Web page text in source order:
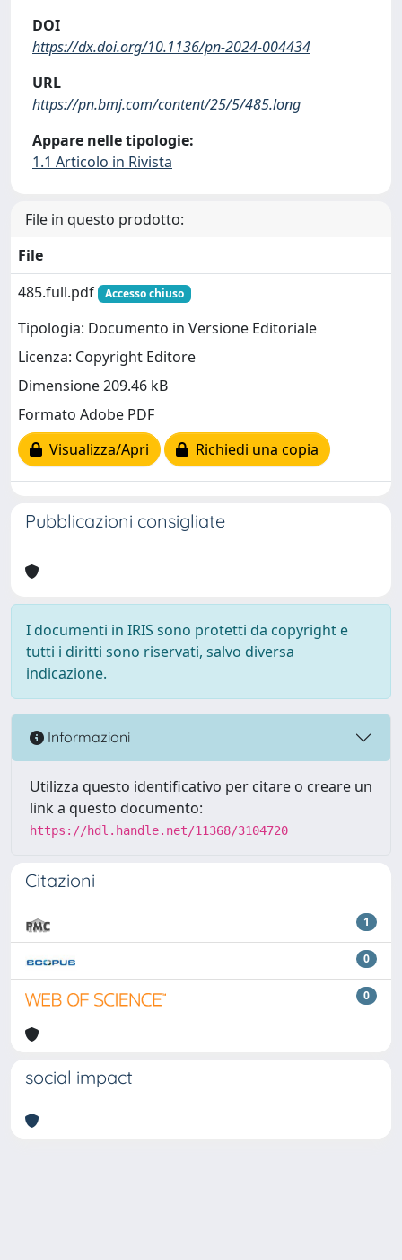
DOI
https://dx.doi.org/10.1136/pn-2024-004434
URL
https://pn.bmj.com/content/25/5/485.long
Appare nelle tipologie:
1.1 Articolo in Rivista
File in questo prodotto:
File
485.full.pdf
Accesso chiuso
Tipologia: Documento in Versione Editoriale
Licenza: Copyright Editore
Dimensione 209.46 kB
Formato Adobe PDF
Visualizza/Apri
Richiedi una copia
Pubblicazioni consigliate
I documenti in IRIS sono protetti da copyright e
tutti i diritti sono riservati, salvo diversa
indicazione.
Informazioni
Utilizza questo identificativo per citare o creare un
link a questo documento:
https://hdl.handle.net/11368/3104720
Citazioni
1
0
0
social impact